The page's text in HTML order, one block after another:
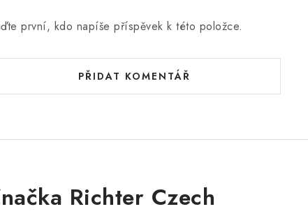
první, kdo napíše příspěvek k této položce.
PŘIDAT KOMENTÁŘ
Richter Czech